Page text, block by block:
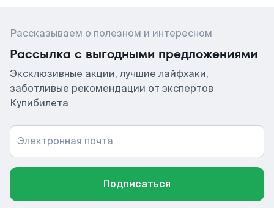
Рассказываем о полезном и интересном
Рассылка с выгодными предложениями
Эксклюзивные акции, лучшие лайфхаки,
заботливые рекомендации от экспертов
Купибилета
Электронная почта
Подписаться